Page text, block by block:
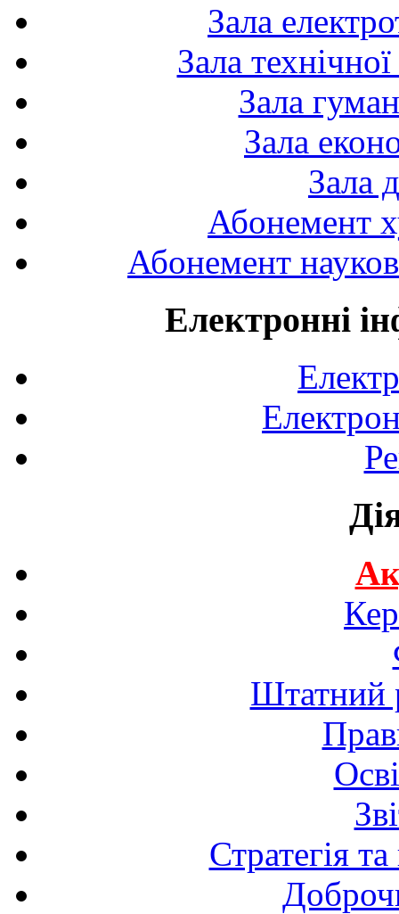
Зала
Зала
Зала
Зала
Зала
Абонемент
Абонемент
Електронні
Штатний
Стратегія